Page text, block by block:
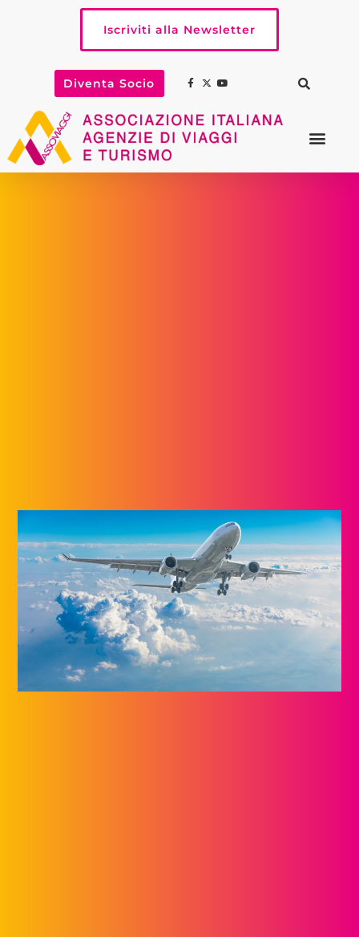
Iscriviti alla Newsletter
Diventa Socio